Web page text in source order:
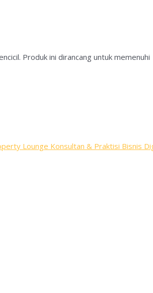
Produk ini dirancang untuk memenuhi
Lounge Konsultan & Praktisi Bisnis